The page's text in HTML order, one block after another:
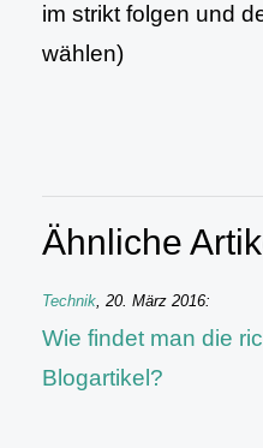
im strikt folgen und
wählen)
Ähnliche
Technik, 20. März 2016:
Wie findet man die
Blogartikel?